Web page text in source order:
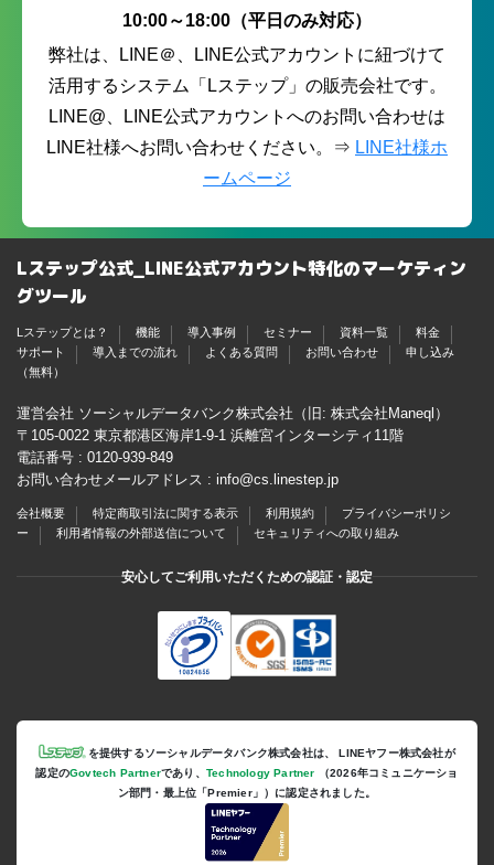
10:00～18:00（平日のみ対応）
弊社は、LINE＠、LINE公式アカウントに紐づけて
活用するシステム「Lステップ」の販売会社です。
LINE@、LINE公式アカウントへのお問い合わせは
LINE社様へお問い合わせください。⇒ LINE社様ホ
ームページ
Lステップ公式_LINE公式アカウント特化のマーケティン
グツール
Lステップとは？ 機能 導入事例 セミナー 資料一覧
料金
サポート
導入までの流れ よくある質問 お問い合わせ
申し込み
（無料）
運営会社 ソーシャルデータバンク株式会社（旧: 株式会社Maneql）
〒105-0022 東京都港区海岸1-9-1 浜離宮インターシティ11階
電話番号 : 0120-939-849
お問い合わせメールアドレス : info@cs.linestep.jp
会社概要 特定商取引法に関する表示 利用規約
プライバシーポリシ
ー
利用者情報の外部送信について セキュリティへの取り組み
安心してご利用いただくための認証・認定
を提供するソーシャルデータバンク株式会社は、
LINEヤフー株式会社が
認定のGovtech Partnerであり、 Technology Partner （2026年コミュニケーショ
ン部門・最上位「Premier」）に認定されました。